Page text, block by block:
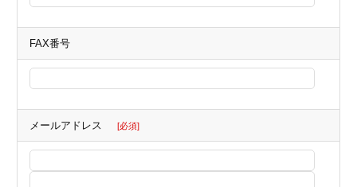
FAX番号
メールアドレス [必須]